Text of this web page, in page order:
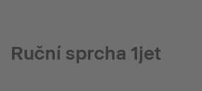
Ruční sprcha 1jet